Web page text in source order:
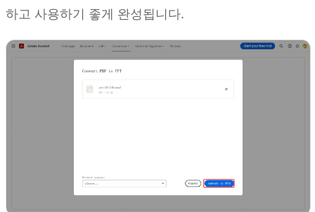
하고 사용하기 좋게 완성됩니다.